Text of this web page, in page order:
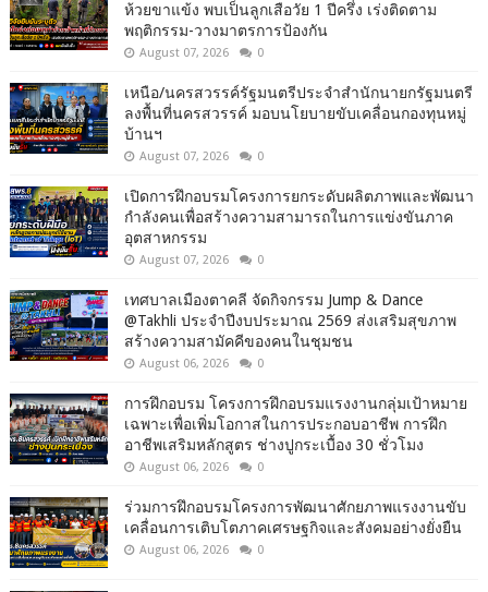
ห้วยขาแข้ง พบเป็นลูกเสือวัย 1 ปีครึ่ง เร่งติดตาม
พฤติกรรม-วางมาตรการป้องกัน
August 07, 2026 0
เหนือ/นครสวรรค์รัฐมนตรีประจำสำนักนายกรัฐมนตรี
ลงพื้นที่นครสวรรค์ มอบนโยบายขับเคลื่อนกองทุนหมู่
บ้านฯ
August 07, 2026 0
เปิดการฝึกอบรมโครงการยกระดับผลิตภาพและพัฒนา
กำลังคนเพื่อสร้างความสามารถในการแข่งขันภาค
อุตสาหกรรม
August 07, 2026 0
เทศบาลเมืองตาคลี จัดกิจกรรม Jump & Dance
@Takhli ประจำปีงบประมาณ 2569 ส่งเสริมสุขภาพ
สร้างความสามัคคีของคนในชุมชน
August 06, 2026 0
การฝึกอบรม โครงการฝึกอบรมแรงงานกลุ่มเป้าหมาย
เฉพาะเพื่อเพิ่มโอกาสในการประกอบอาชีพ การฝึก
อาชีพเสริมหลักสูตร ช่างปูกระเบื้อง 30 ชั่วโมง
August 06, 2026 0
ร่วมการฝึกอบรมโครงการพัฒนาศักยภาพแรงงานขับ
เคลื่อนการเติบโตภาคเศรษฐกิจและสังคมอย่างยั่งยืน
August 06, 2026 0